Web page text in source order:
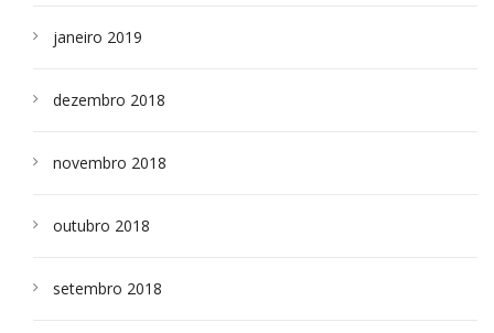
janeiro 2019
dezembro 2018
novembro 2018
outubro 2018
setembro 2018